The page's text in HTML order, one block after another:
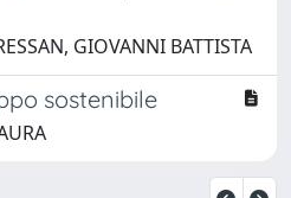
GIOVANNI BATTISTA
sostenibile